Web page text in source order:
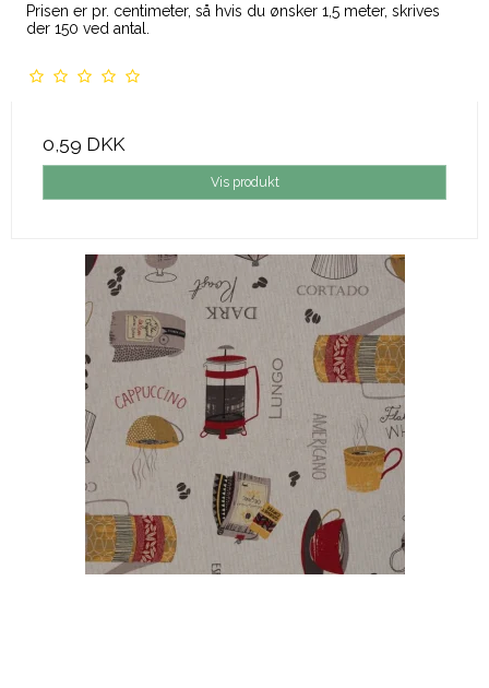
Prisen er pr. centimeter, så hvis du ønsker 1,5 meter, skrives
der 150 ved antal.
0,59 DKK
Vis produkt